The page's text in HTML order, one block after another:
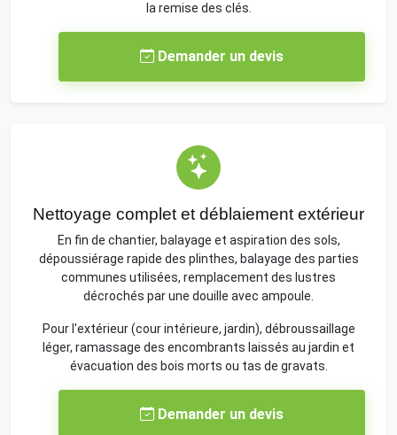
la remise des clés.
Demander un devis
Nettoyage complet et déblaiement extérieur
En fin de chantier, balayage et aspiration des sols,
dépoussiérage rapide des plinthes, balayage des parties
communes utilisées, remplacement des lustres
décrochés par une douille avec ampoule.
Pour l'extérieur (cour intérieure, jardin), débroussaillage
léger, ramassage des encombrants laissés au jardin et
évacuation des bois morts ou tas de gravats.
Demander un devis